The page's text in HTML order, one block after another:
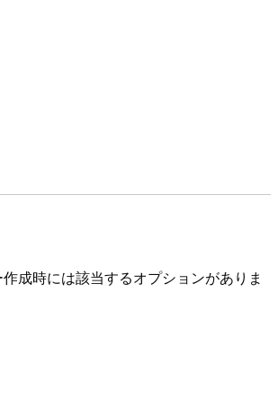
成時には該当するオプションがありま